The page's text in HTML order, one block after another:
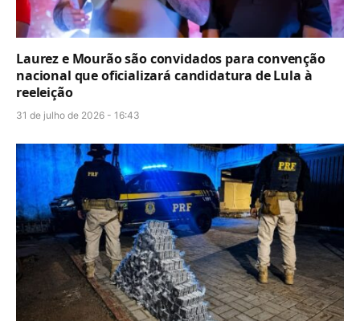
Laurez e Mourão são convidados para convenção
nacional que oficializará candidatura de Lula à
reeleição
31 de julho de 2026 - 16:43